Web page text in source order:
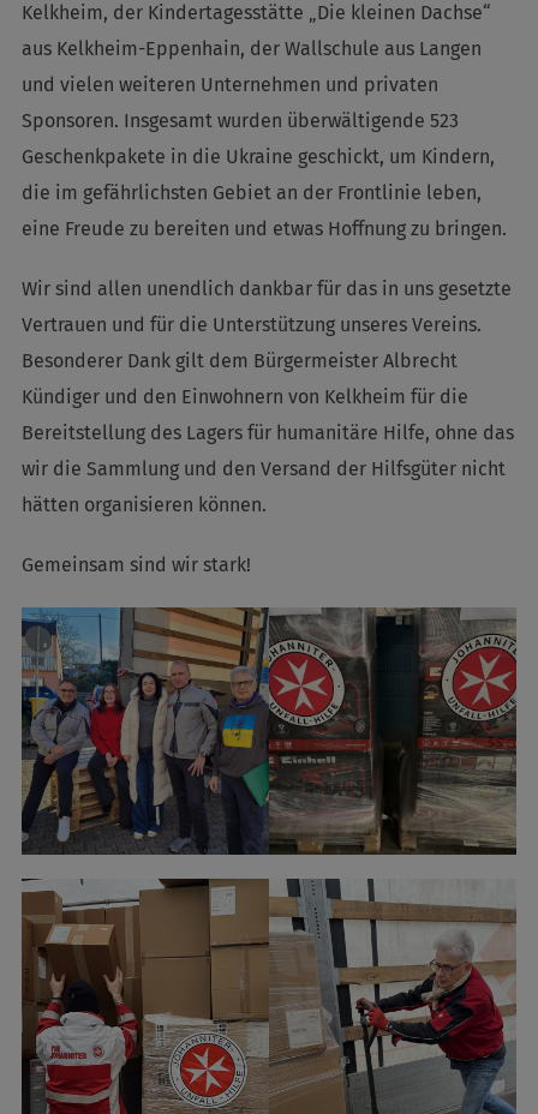
Kelkheim, der Kindertagesstätte „Die kleinen Dachse“
aus Kelkheim-Eppenhain, der Wallschule aus Langen
und vielen weiteren Unternehmen und privaten
Sponsoren. Insgesamt wurden überwältigende 523
Geschenkpakete in die Ukraine geschickt, um Kindern,
die im gefährlichsten Gebiet an der Frontlinie leben,
eine Freude zu bereiten und etwas Hoffnung zu bringen.
Wir sind allen unendlich dankbar für das in uns gesetzte
Vertrauen und für die Unterstützung unseres Vereins.
Besonderer Dank gilt dem Bürgermeister Albrecht
Kündiger und den Einwohnern von Kelkheim für die
Bereitstellung des Lagers für humanitäre Hilfe, ohne das
wir die Sammlung und den Versand der Hilfsgüter nicht
hätten organisieren können.
Gemeinsam sind wir stark!